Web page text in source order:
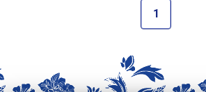
1